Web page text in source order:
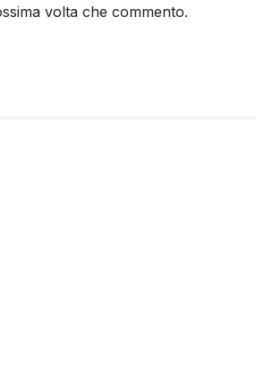
volta che commento.